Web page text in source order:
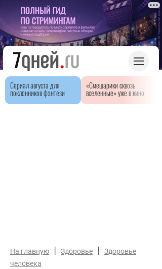
Сериал августа для
поклонников фэнтези
«Смешарики сквозь
вселенные» уже в кино
На главную | Здоровье |
Здоровье
человека